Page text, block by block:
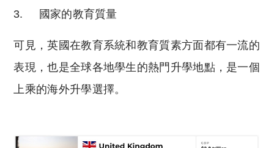
國家的教育質量
可見，英國在教育系統和教育質素方面都有一流的
表現，也是全球各地學生的熱門升學地點，是一個
上乘的海外升學選擇。